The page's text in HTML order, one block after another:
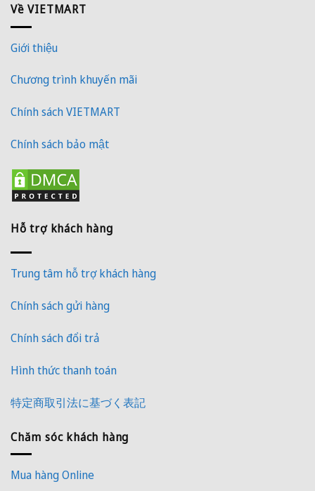
Về VIETMART
Giới thiệu
Chương trình khuyến mãi
Chính sách VIETMART
Chính sách bảo mật
Hỗ trợ khách hàng
Trung tâm hỗ trợ khách hàng
Chính sách gửi hàng
Chính sách đổi trả
Hình thức thanh toán
特定商取引法に基づく表記
Chăm sóc khách hàng
Mua hàng Online